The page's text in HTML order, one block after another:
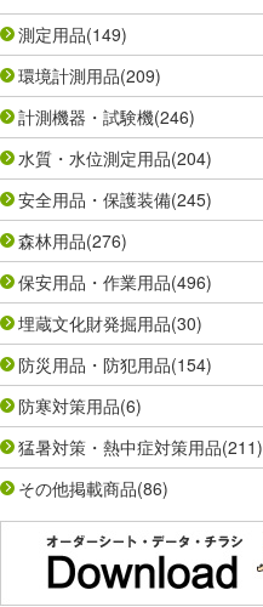
測定用品(149)
環境計測用品(209)
計測機器・試験機(246)
水質・水位測定用品(204)
安全用品・保護装備(245)
森林用品(276)
保安用品・作業用品(496)
埋蔵文化財発掘用品(30)
防災用品・防犯用品(154)
防寒対策用品(6)
猛暑対策・熱中症対策用品(211)
その他掲載商品(86)